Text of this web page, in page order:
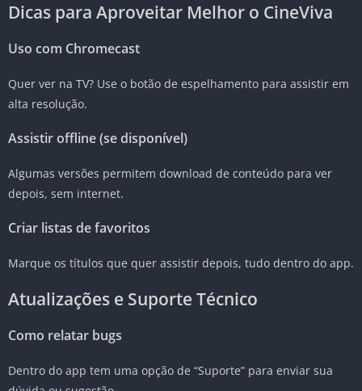
Dicas para Aproveitar Melhor o CineViva
Uso com Chromecast
Quer ver na TV? Use o botão de espelhamento para assistir em
alta resolução.
Assistir offline (se disponível)
Algumas versões permitem download de conteúdo para ver
depois, sem internet.
Criar listas de favoritos
Marque os títulos que quer assistir depois, tudo dentro do app.
Atualizações e Suporte Técnico
Como relatar bugs
Dentro do app tem uma opção de “Suporte” para enviar sua